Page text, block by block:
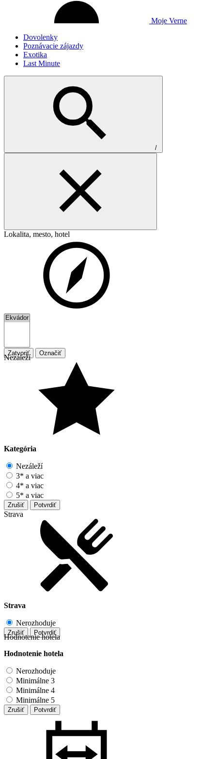
Moje Verne
Dovolenky
Poznávacie zájazdy
Exotika
Last Minute
/
Lokalita, mesto, hotel
Zatvoriť Označiť
Nezáleží
Kategória
Nezáleží
3* a viac
4* a viac
5* a viac
Zrušiť Potvrdiť
Strava
Strava
Nerozhoduje
Zrušiť Potvrdiť
Hodnotenie hotela
Hodnotenie hotela
Nerozhoduje
Minimálne 3
Minimálne 4
Minimálne 5
Zrušiť Potvrdiť